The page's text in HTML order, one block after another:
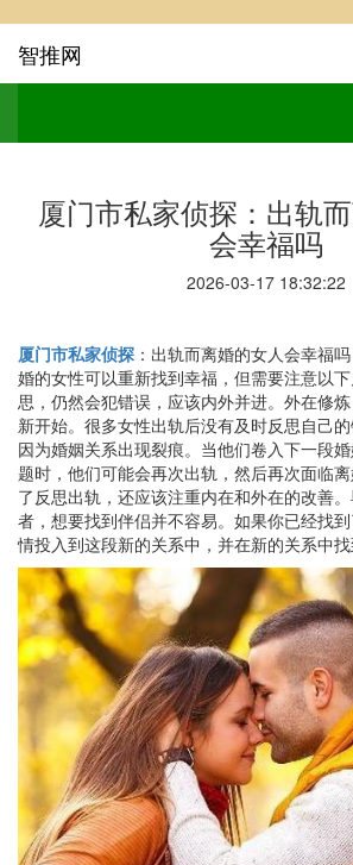
智推网
厦门市私家侦探：出轨
会幸福吗
2026-03-17 18:32:22
厦门市私家侦探 ：出轨而离婚的女人会幸福
婚的女性可以重新找到幸福，但需要注意以
思，仍然会犯错误，应该内外并进。外在修
新开始。很多女性出轨后没有及时反思自己
因为婚姻关系出现裂痕。当他们卷入下一段
题时，他们可能会再次出轨，然后再次面临
了反思出轨，还应该注重内在和外在的改善
者，想要找到伴侣并不容易。如果你已经找
情投入到这段新的关系中，并在新的关系中找